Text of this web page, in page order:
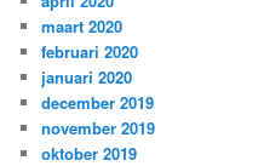
maart 2020
februari 2020
januari 2020
december 2019
november 2019
oktober 2019